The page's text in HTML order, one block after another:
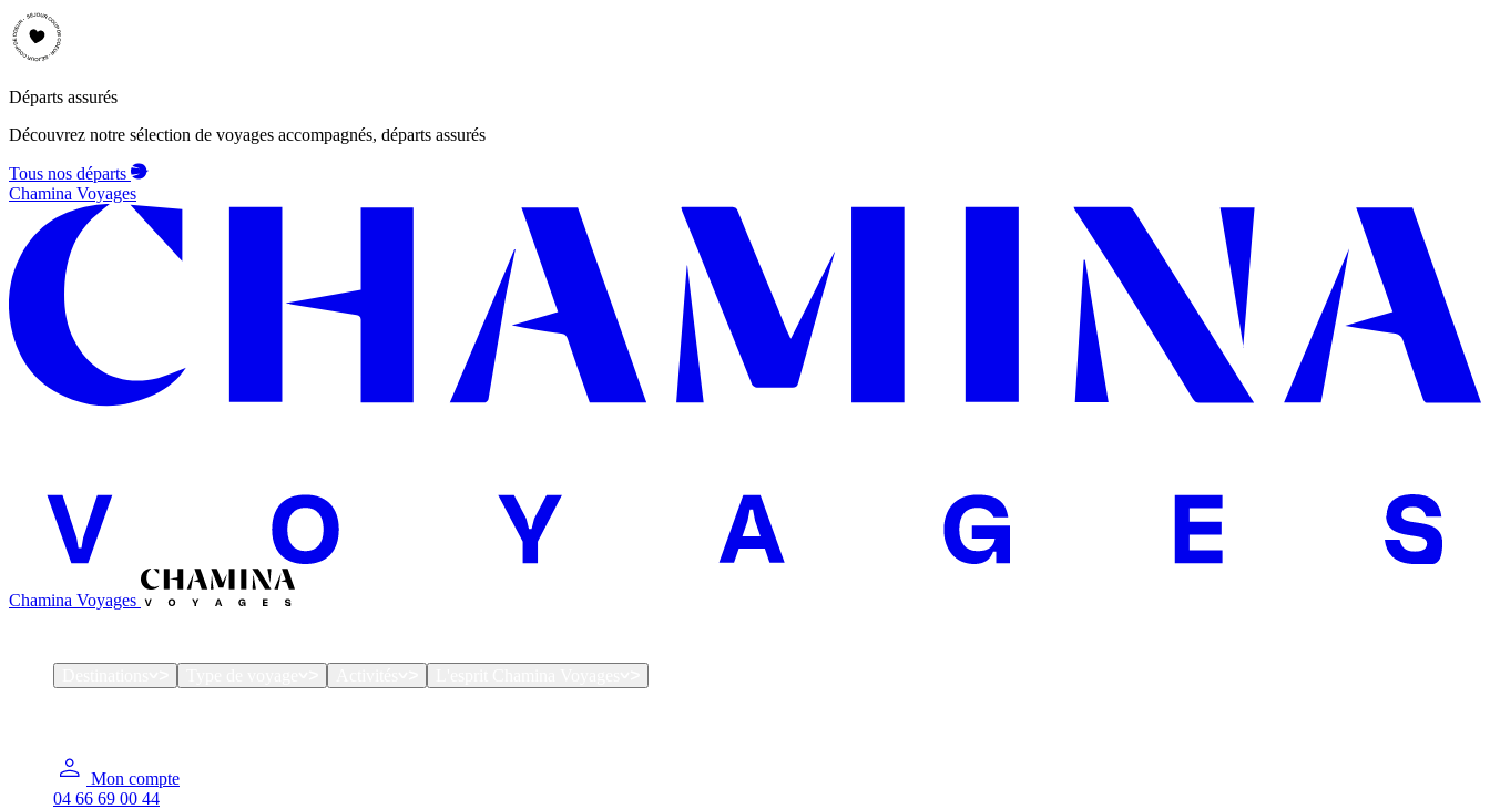
Départs assurés
Découvrez notre sélection de voyages accompagnés, départs assurés
Tous nos départs
Chamina Voyages
Chamina Voyages
Mon compte
04 66 69 00 44